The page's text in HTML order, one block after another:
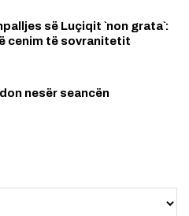
së Luçiqit `non grata`:
cenim të sovranitetit
nesër seancën